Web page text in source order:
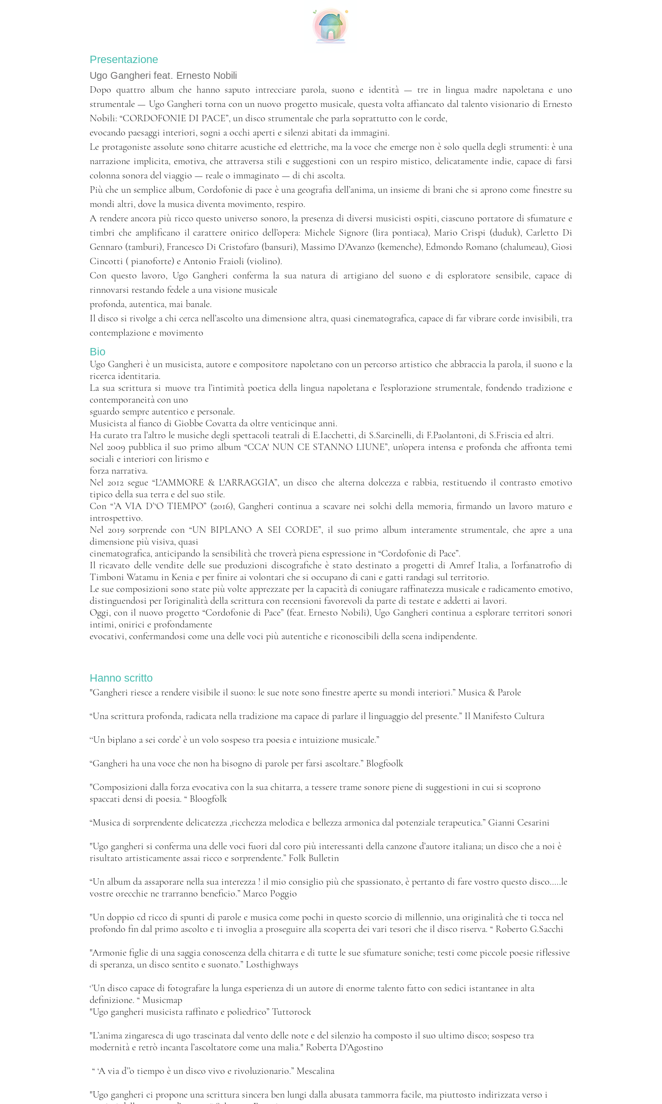
Presentazione
Ugo Gangheri feat. Ernesto Nobili
Dopo quattro album che hanno saputo intrecciare parola, suono e identità — tre in lingua madre napoletana e uno
strumentale — Ugo Gangheri torna con un nuovo progetto musicale, questa volta affiancato dal talento visionario di Ernesto
Nobili: “CORDOFONIE DI PACE”, un disco strumentale che parla soprattutto con le corde,
evocando paesaggi interiori, sogni a occhi aperti e silenzi abitati da immagini.
Le protagoniste assolute sono chitarre acustiche ed elettriche, ma la voce che emerge non è solo quella degli strumenti: è una
narrazione implicita, emotiva, che attraversa stili e suggestioni con un respiro mistico, delicatamente indie, capace di farsi
colonna sonora del viaggio — reale o immaginato — di chi ascolta.
Più che un semplice album, Cordofonie di pace è una geografia dell’anima, un insieme di brani che si aprono come finestre su
mondi altri, dove la musica diventa movimento, respiro.
A rendere ancora più ricco questo universo sonoro, la presenza di diversi musicisti ospiti, ciascuno portatore di sfumature e
timbri che amplificano il carattere onirico dell’opera: Michele Signore (lira pontiaca), Mario Crispi (duduk), Carletto Di
Gennaro (tamburi), Francesco Di Cristofaro (bansuri), Massimo D’Avanzo (kemenche), Edmondo Romano (chalumeau), Giosi
Cincotti ( pianoforte) e Antonio Fraioli (violino).
Con questo lavoro, Ugo Gangheri conferma la sua natura di artigiano del suono e di esploratore sensibile, capace di
rinnovarsi restando fedele a una visione musicale
profonda, autentica, mai banale.
Il disco si rivolge a chi cerca nell’ascolto una dimensione altra, quasi cinematografica, capace di far vibrare corde invisibili, tra
contemplazione e movimento
Bio
Ugo Gangheri è un musicista, autore e compositore napoletano con un percorso artistico che abbraccia la parola, il suono e la
ricerca identitaria.
La sua scrittura si muove tra l’intimità poetica della lingua napoletana e l’esplorazione strumentale, fondendo tradizione e
contemporaneità con uno
sguardo sempre autentico e personale.
Musicista al fianco di Giobbe Covatta da oltre venticinque anni.
Ha curato tra l’altro le musiche degli spettacoli teatrali di E.Iacchetti, di S.Sarcinelli, di F.Paolantoni, di S.Friscia ed altri.
Nel 2009 pubblica il suo primo album “CCA' NUN CE STANNO LIUNE”, un’opera intensa e profonda che affronta temi
sociali e interiori con lirismo e
forza narrativa.
Nel 2012 segue “L'AMMORE & L'ARRAGGIA”, un disco che alterna dolcezza e rabbia, restituendo il contrasto emotivo
tipico della sua terra e del suo stile.
Con “’A VIA D’‘O TIEMPO” (2016), Gangheri continua a scavare nei solchi della memoria, firmando un lavoro maturo e
introspettivo.
Nel 2019 sorprende con “UN BIPLANO A SEI CORDE”, il suo primo album interamente strumentale, che apre a una
dimensione più visiva, quasi
cinematografica, anticipando la sensibilità che troverà piena espressione in “Cordofonie di Pace”.
Il ricavato delle vendite delle sue produzioni discografiche è stato destinato a progetti di Amref Italia, a l’orfanatrofio di
Timboni Watamu in Kenia e per finire ai volontari che si occupano di cani e gatti randagi sul territorio.
Le sue composizioni sono state più volte apprezzate per la capacità di coniugare raffinatezza musicale e radicamento emotivo,
distinguendosi per l’originalità della scrittura con recensioni favorevoli da parte di testate e addetti ai lavori.
Oggi, con il nuovo progetto “Cordofonie di Pace” (feat. Ernesto Nobili), Ugo Gangheri continua a esplorare territori sonori
intimi, onirici e profondamente
evocativi, confermandosi come una delle voci più autentiche e riconoscibili della scena indipendente.
Hanno scritto
"Gangheri riesce a rendere visibile il suono: le sue note sono finestre aperte su mondi interiori.” Musica & Parole
“Una scrittura profonda, radicata nella tradizione ma capace di parlare il linguaggio del presente.” Il Manifesto Cultura
‘‘Un biplano a sei corde’ è un volo sospeso tra poesia e intuizione musicale.”
“Gangheri ha una voce che non ha bisogno di parole per farsi ascoltare.” Blogfoolk
"Composizioni dalla forza evocativa con la sua chitarra, a tessere trame sonore piene di suggestioni in cui si scoprono
spaccati densi di poesia. “ Bloogfolk
“Musica di sorprendente delicatezza ,ricchezza melodica e bellezza armonica dal potenziale terapeutica.” Gianni Cesarini
"Ugo gangheri si conferma una delle voci fuori dal coro più interessanti della canzone d’autore italiana; un disco che a noi è
risultato artisticamente assai ricco e sorprendente.” Folk Bulletin
“Un album da assaporare nella sua interezza ! il mio consiglio più che spassionato, è pertanto di fare vostro questo disco…..le
vostre orecchie ne trarranno beneficio.” Marco Poggio
"Un doppio cd ricco di spunti di parole e musica come pochi in questo scorcio di millennio, una originalità che ti tocca nel
profondo fin dal primo ascolto e ti invoglia a proseguire alla scoperta dei vari tesori che il disco riserva. “ Roberto G.Sacchi
"Armonie figlie di una saggia conoscenza della chitarra e di tutte le sue sfumature soniche; testi come piccole poesie riflessive
di speranza, un disco sentito e suonato.” Losthighways
‘’Un disco capace di fotografare la lunga esperienza di un autore di enorme talento fatto con sedici istantanee in alta
definizione. “ Musicmap
"Ugo gangheri musicista raffinato e poliedrico” Tuttorock
"L’anima zingaresca di ugo trascinata dal vento delle note e del silenzio ha composto il suo ultimo disco; sospeso tra
modernità e retrò incanta l’ascoltatore come una malia." Roberta D’Agostino
“ ‘A via d’’o tiempo è un disco vivo e rivoluzionario.” Mescalina
"Ugo gangheri ci propone una scrittura sincera ben lungi dalla abusata tammorra facile, ma piuttosto indirizzata verso i